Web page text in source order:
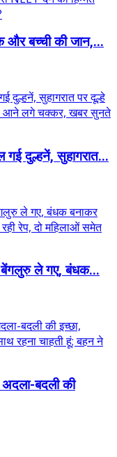
और बच्ची की जान,...
दुल्हनें, सुहागरात...
बेंगलुरु ले गए, बंधक...
अदला-बदली की